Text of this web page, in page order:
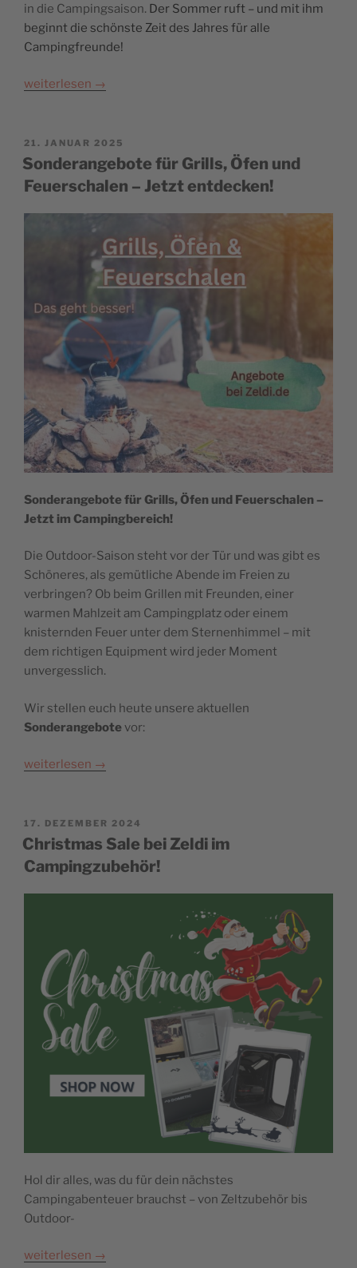
in die Campingsaison. Der Sommer ruft – und mit ihm
beginnt die schönste Zeit des Jahres für alle
Campingfreunde!
weiterlesen →
POSTED
ON
21. JANUAR 2025
Sonderangebote für Grills, Öfen und
Feuerschalen – Jetzt entdecken!
Sonderangebote für Grills, Öfen und Feuerschalen –
Jetzt im Campingbereich!
Die Outdoor-Saison steht vor der Tür und was gibt es
Schöneres, als gemütliche Abende im Freien zu
verbringen? Ob beim Grillen mit Freunden, einer
warmen Mahlzeit am Campingplatz oder einem
knisternden Feuer unter dem Sternenhimmel – mit
dem richtigen Equipment wird jeder Moment
unvergesslich.
Wir stellen euch heute unsere aktuellen
Sonderangebotevor:
weiterlesen →
POSTED
ON
17. DEZEMBER 2024
Christmas Sale bei Zeldi im
Campingzubehör!
Hol dir alles, was du für dein nächstes
Campingabenteuer brauchst – von Zeltzubehör bis
Outdoor-
weiterlesen →